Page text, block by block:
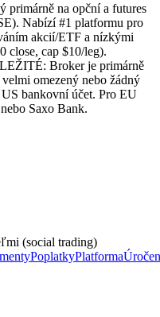
primárně na opční a futures
Nabízí #1 platformu pro
akcií/ETF a nízkými
close, cap $10/leg).
Broker je primárně
omezený nebo žádný
bankovní účet. Pro EU
Saxo Bank.
(social trading)
PoplatkyPlatforma